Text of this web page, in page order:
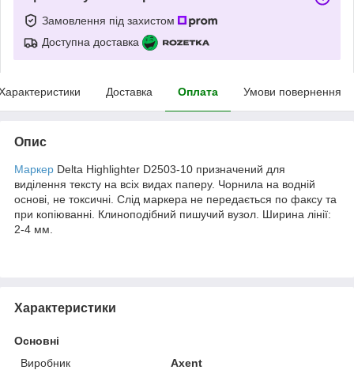
Замовлення під захистом
Доступна доставка
Доставка Оплата Умови повернення
Опис
Маркер Delta Highlighter D2503-10 призначений для
виділення тексту на всіх видах паперу. Чорнила на водній
основі, не токсичні. Слід маркера не передається по факсу та
при копіюванні. Клиноподібний пишучий вузол. Ширина лінії:
2-4 мм.
Характеристики
Основні
Виробник
Axent